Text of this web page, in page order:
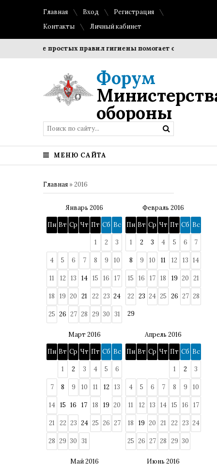
Главная Вход
Регистрация
Контакты
Личный кабинет
простых правил гигиены помогает сохранить
Форум
обороны
МЕНЮ САЙТА
Главная »2016
Январь 2016
Пн Вт Ср Чт Пт Сб Вс
1 2 3
4 5 6 7 8 9 10
11 12 13 14 15 16 17
18 19 20 21 22 23 24
25 26 27 28 29 30 31
Февраль 2016
Пн Вт Ср Чт Пт Сб Вс
1 2 3 4 5 6 7
8 9 10 11 12 13 14
15 16 17 18 19 20 21
22 23 24 25 26 27 28
29
Март 2016
Пн Вт Ср Чт Пт Сб Вс
1 2 3 4 5 6
7 8 9 10 11 12 13
14 15 16 17 18 19 20
21 22 23 24 25 26 27
28 29 30 31
Апрель 2016
Пн Вт Ср Чт Пт Сб Вс
1 2 3
4 5 6 7 8 9 10
11 12 13 14 15 16 17
18 19 20 21 22 23 24
25 26 27 28 29 30
Май 2016 Июнь 2016